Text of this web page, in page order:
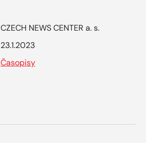
CZECH NEWS CENTER a. s.
23.1.2023
Časopisy